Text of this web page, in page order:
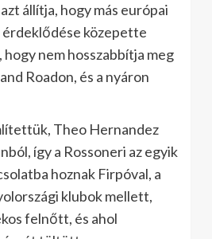
állítja, hogy más európai
közepette
nem hosszabbítja meg
Roadon, és a nyáron
Theo Hernandez
így a Rossoneri az egyik
hoznak Firpóval, a
klubok mellett,
felnőtt, és ahol